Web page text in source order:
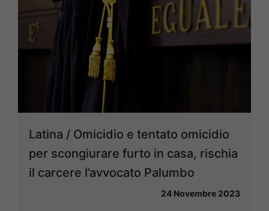
Latina / Omicidio e tentato omicidio
per scongiurare furto in casa, rischia
il carcere l’avvocato Palumbo
24 Novembre 2023